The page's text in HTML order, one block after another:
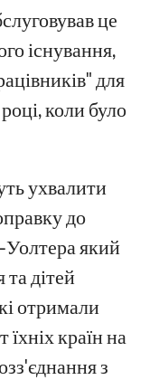
це
існування,
для
коли було
ухвалити
до
який
дітей
отримали
країн на
з